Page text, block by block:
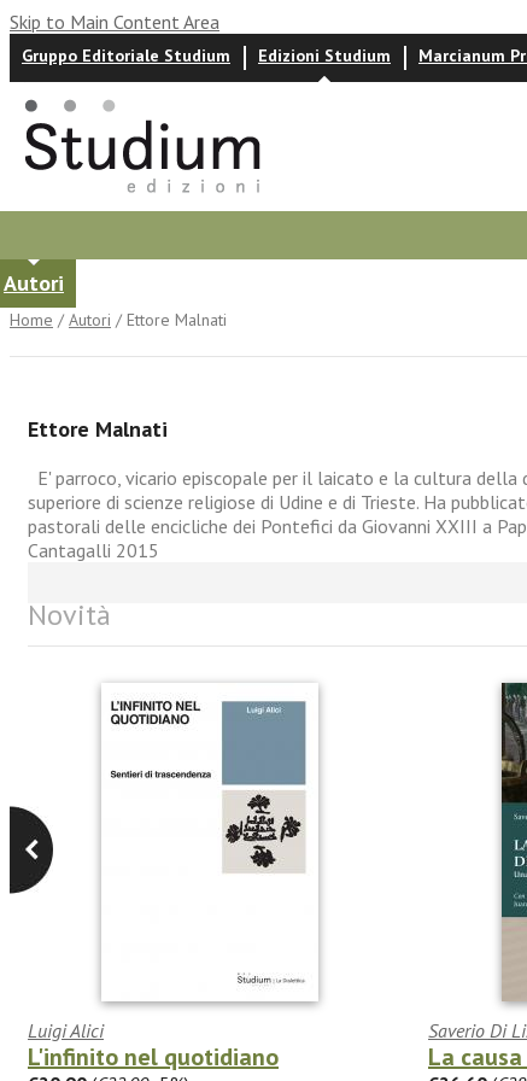
Skip to Main Content Area
Gruppo Editoriale Studium Edizioni Studium Marcianum
Autori
Home /Autori / Ettore Malnati
Ettore Malnati
E' parroco, vicario episcopale per il laicato e la cultura
superiore di scienze religiose di Udine e di Trieste. Ha
pastorali delle encicliche dei Pontefici da Giovanni XXIII a
Cantagalli 2015
Novità
Luigi Alici
L'infinito nel quotidiano
Saverio Di
La